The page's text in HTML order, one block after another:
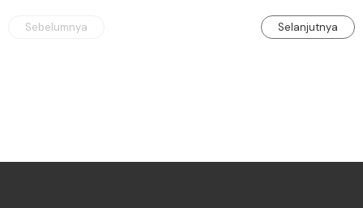
Sebelumnya Selanjutnya